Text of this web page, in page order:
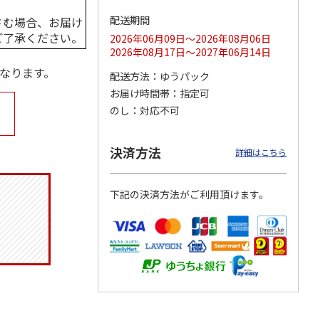
の
の
令和八年七月場所
優勝力士純金製小判
ポムポムプリン30th
おもちもちもちクッ
ション
4,950円
(送料別・税込)
リラックマ／クリア
ファイル３点セット
場合、お届け
承ください。
ます。
配送期間
2026年06月09日～2026年08月06日
2026年08月17日～2027年06月14日
配送方法
ゆうパック
お届け時間帯
指定可
のし
対応不可
決済方法 詳細はこちら
下記の決済方法がご利用頂けます。